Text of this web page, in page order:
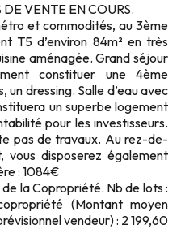
VENTE EN COURS.
et commodités, au 3ème
T5 d’environ 84m² en très
aménagée. Grand séjour
constituer une 4ème
dressing. Salle d’eau avec
un superbe logement
pour les investisseurs.
pas de travaux. Au rez-de-
vous disposerez également
: 1084€
la Copropriété. Nb de lots :
(Montant moyen
vendeur) : 2 199,60